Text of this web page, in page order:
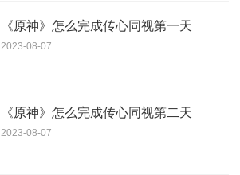
《原神》怎么完成传心同视第一天
2023-08-07
《原神》怎么完成传心同视第二天
2023-08-07